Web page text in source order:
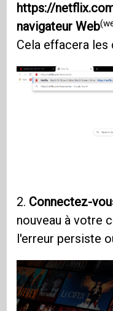
https://
navigateur Web
Cela effacera
2. Connectez-
nouveau à votre
l'erreur persiste